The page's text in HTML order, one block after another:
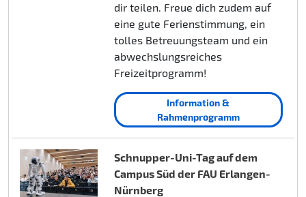
dir teilen. Freue dich zudem auf
eine gute Ferienstimmung, ein
tolles Betreuungsteam und ein
abwechslungsreiches
Freizeitprogramm!
Information &
Rahmenprogramm
Schnupper-Uni-Tag auf dem
Campus Süd der FAU Erlangen-
Nürnberg